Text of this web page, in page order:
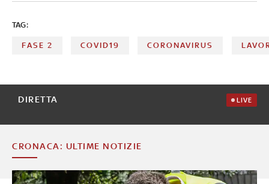
TAG:
FASE 2 COVID19 CORONAVIRUS
DIRETTA LIVE
CRONACA: ULTIME NOTIZIE